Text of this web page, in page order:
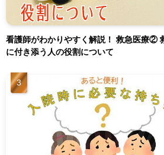
看護師がわかりやすく解説！ 救急医療②
に付き添う人の役割について